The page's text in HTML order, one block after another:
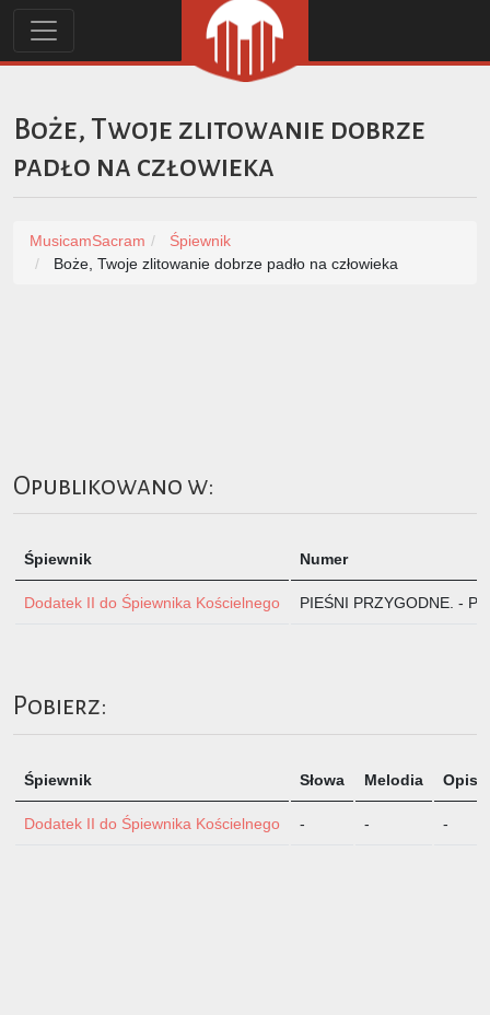
Boże, Twoje zlitowanie dobrze
padło na człowieka
MusicamSacram
Śpiewnik
Boże, Twoje zlitowanie dobrze padło na człowieka
Opublikowano w:
Śpiewnik Numer
Dodatek II do Śpiewnika Kościelnego PIEŚNI PRZYGODNE. -
Pobierz:
Śpiewnik Słowa Melodia Opis
Dodatek II do Śpiewnika Kościelnego - - -